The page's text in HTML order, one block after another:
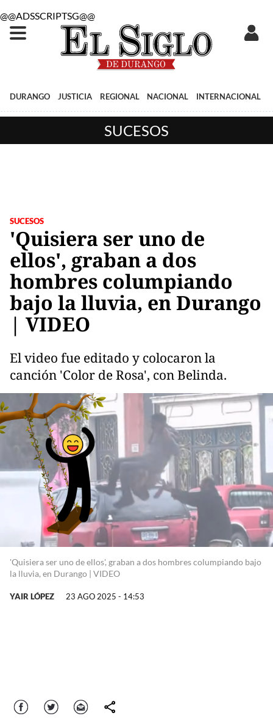
@@ADSSCRIPTSG@@
DURANGO JUSTICIA REGIONAL NACIONAL INTERNACIONAL
SUCESOS
SUCESOS
'Quisiera ser uno de
ellos', graban a dos
hombres columpiando
bajo la lluvia, en Durango
| VIDEO
El video fue editado y colocaron la
canción 'Color de Rosa', con Belinda.
'Quisiera ser uno de ellos', graban a dos hombres columpiando bajo
la lluvia, en Durango | VIDEO
YAIR LÓPEZ 23 AGO 2025 - 14:53
Facebook Twitter Correo comparte